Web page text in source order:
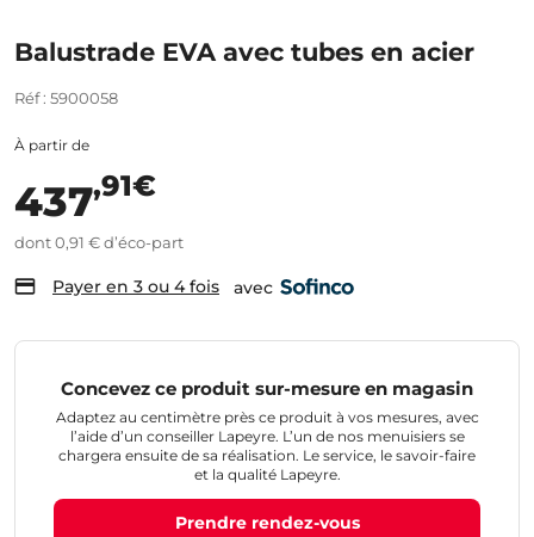
Balustrade EVA avec tubes en acier
Réf : 5900058
À partir de
437,91€
dont 0,91 € d’éco-part
Payer en 3 ou 4 fois avec
Concevez ce produit sur-mesure en magasin
Adaptez au centimètre près ce produit à vos mesures, avec
l’aide d’un conseiller Lapeyre. L’un de nos menuisiers se
chargera ensuite de sa réalisation. Le service, le savoir-faire
et la qualité Lapeyre.
Prendre rendez-vous